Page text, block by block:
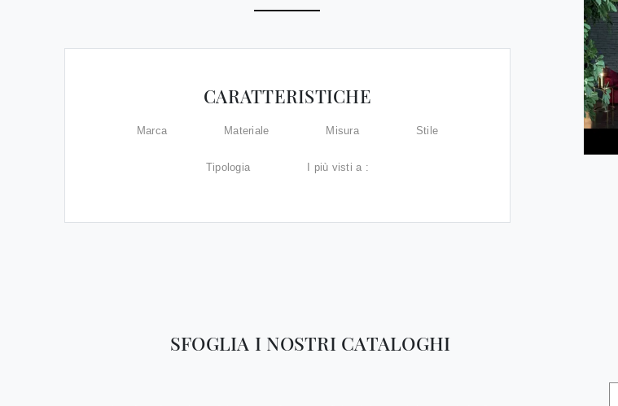
CARATTERISTICHE
Marca Materiale Misura Stile
Tipologia I più visti a :
SFOGLIA I NOSTRI CATALOGHI